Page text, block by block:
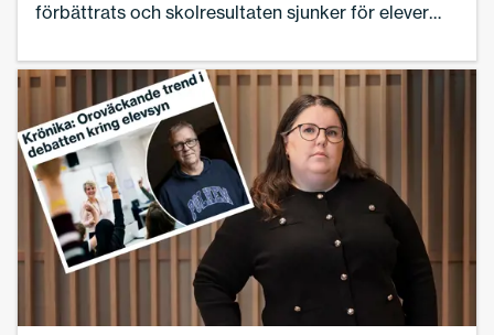
förbättrats och skolresultaten sjunker för elever